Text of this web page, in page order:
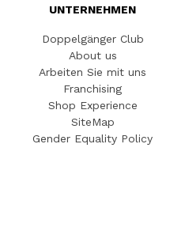
UNTERNEHMEN
Doppelgänger Club
About us
Arbeiten Sie mit uns
Franchising
Shop Experience
SiteMap
Gender Equality Policy